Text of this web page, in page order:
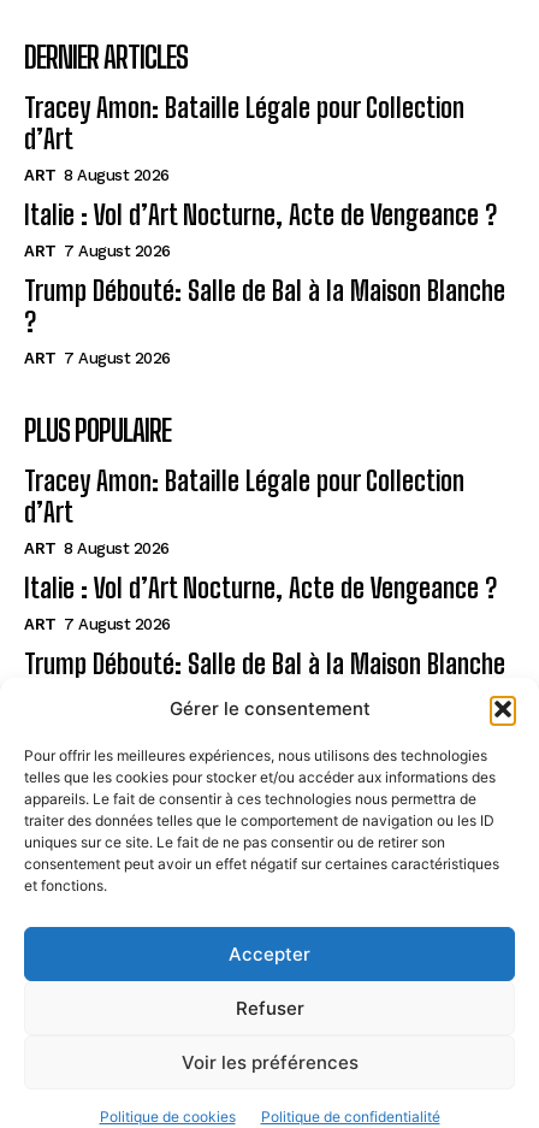
Gérer le consentement
Pour offrir les meilleures expériences, nous utilisons des technologies
telles que les cookies pour stocker et/ou accéder aux informations des
appareils. Le fait de consentir à ces technologies nous permettra de
traiter des données telles que le comportement de navigation ou les ID
uniques sur ce site. Le fait de ne pas consentir ou de retirer son
consentement peut avoir un effet négatif sur certaines caractéristiques
et fonctions.
Accepter
Refuser
Voir les préférences
Politique de cookies Politique de confidentialité
DERNIER ARTICLES
Tracey Amon: Bataille Légale pour Collection
d’Art
ART 8 August 2026
Italie : Vol d’Art Nocturne, Acte de Vengeance ?
ART 7 August 2026
Trump Débouté: Salle de Bal à la Maison Blanche
?
ART 7 August 2026
PLUS POPULAIRE
Tracey Amon: Bataille Légale pour Collection
d’Art
ART 8 August 2026
Italie : Vol d’Art Nocturne, Acte de Vengeance ?
ART 7 August 2026
Trump Débouté: Salle de Bal à la Maison Blanche
Page
CONTACT
MENTIONS LÉGALES
© STREETARTPARIS. All Rights Reserved. 2024